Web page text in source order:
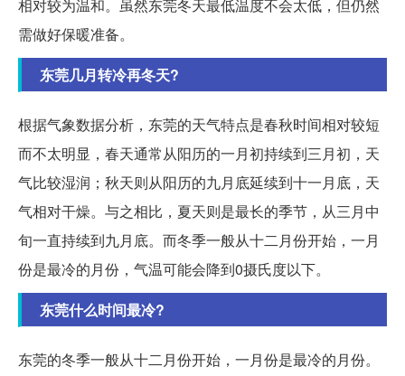
相对较为温和。虽然东莞冬天最低温度不会太低，但仍然
需做好保暖准备。
东莞几月转冷再冬天?
根据气象数据分析，东莞的天气特点是春秋时间相对较短
而不太明显，春天通常从阳历的一月初持续到三月初，天
气比较湿润；秋天则从阳历的九月底延续到十一月底，天
气相对干燥。与之相比，夏天则是最长的季节，从三月中
旬一直持续到九月底。而冬季一般从十二月份开始，一月
份是最冷的月份，气温可能会降到0摄氏度以下。
东莞什么时间最冷?
东莞的冬季一般从十二月份开始，一月份是最冷的月份。